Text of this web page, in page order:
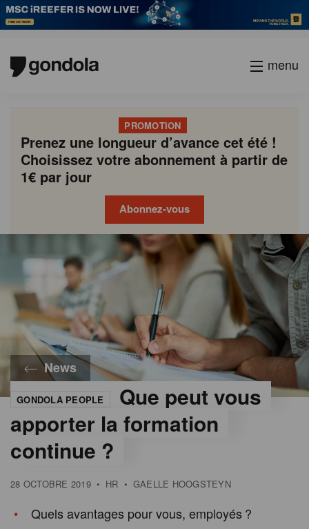
menu
PROMOTION
Prenez une longueur d’avance cet été !
Choisissez votre abonnement à partir de
1€ par jour
Abonnez-vous
News
GONDOLA PEOPLE
Que peut vous
apporter la formation
continue ?
28 OCTOBRE 2019 • HR • GAELLE HOOGSTEYN
Quels avantages pour vous, employés ?
academy
society